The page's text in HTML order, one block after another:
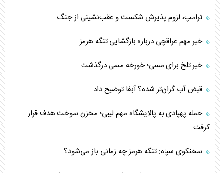
ترامپ، لزوم پذیرش شکست و عقب‌نشینی از جنگ
خبر مهم عراقچی درباره بازگشایی تنگه هرمز
خبر تلخ برای مسی؛ خورخه مسی درگذشت
قبض آب گران‌تر شده؟ آبفا توضیح داد
حمله پهپادی به پالایشگاه مهم لیبی؛ مخزن سوخت هدف قرار
گرفت
سخنگوی سپاه: تنگه هرمز چه زمانی باز می‌شود؟